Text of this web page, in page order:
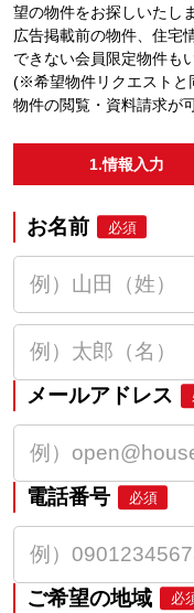
望の物件をお探しいたしま
広告掲載前の物件、住宅
できない会員限定物件も
(※希望物件リクエストと
物件の閲覧・資料請求が
1.情報入力
お名前 必須
メールアドレス
電話番号 必須
ご希望の地域 必